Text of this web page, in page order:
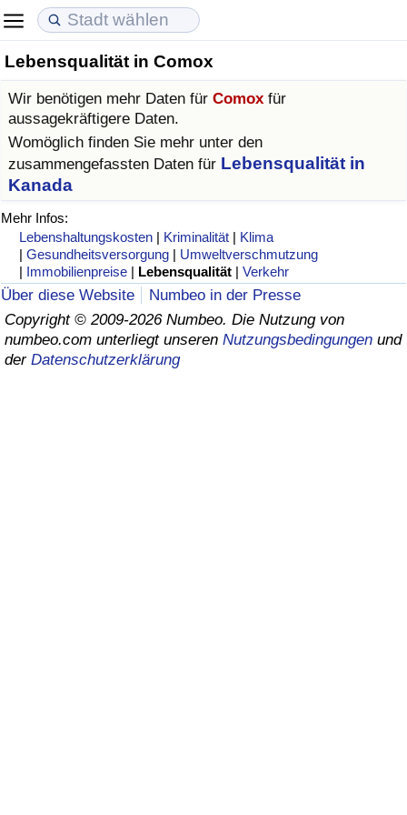
Lebensqualität in Comox
Wir benötigen mehr Daten für Comox für
aussagekräftigere Daten.
Womöglich finden Sie mehr unter den
zusammengefassten Daten für Lebensqualität in
Kanada
Mehr Infos:
Lebenshaltungskosten | Kriminalität | Klima
|Gesundheitsversorgung | Umweltverschmutzung
| Immobilienpreise | Lebensqualität |Verkehr
Über diese Website
Numbeo in der Presse
Copyright © 2009-2026 Numbeo. Die Nutzung von
numbeo.com unterliegt unseren Nutzungsbedingungen und
der Datenschutzerklärung
Lebenshaltungskosten
Lebenshaltungskosten-Index (aktuell)
Lebenshaltungskosten-Index
in Akaba
Immobilienpreise
Immobilienpreis-Index (aktuell)
Immobilienpreis-Index
Lebensqualität
Lebensqualität-Index
Lebensqualität-Index (aktuell)
Kriminalität
Kriminalitäts-Index (aktuell)
Kriminalitäts-Index